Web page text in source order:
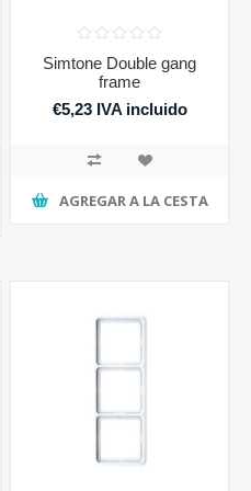
Simtone Double gang
frame
€5,23 IVA incluido
AGREGAR A LA CESTA